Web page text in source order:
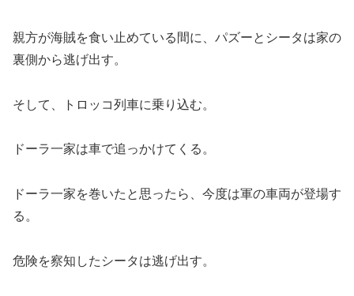
親方が海賊を食い止めている間に、パズーとシータは家の
裏側から逃げ出す。
そして、トロッコ列車に乗り込む。
ドーラ一家は車で追っかけてくる。
ドーラ一家を巻いたと思ったら、今度は軍の車両が登場す
る。
危険を察知したシータは逃げ出す。